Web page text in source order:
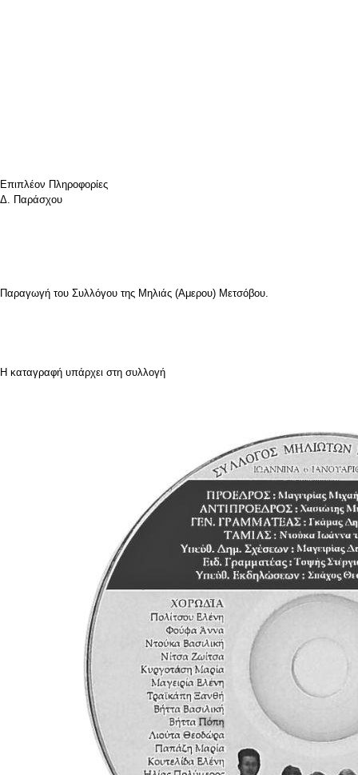
Επιπλέον Πληροφορίες
Δ. Παράσχου
Παραγωγή του Συλλόγου της Μηλιάς (Αμερου) Μετσόβου.
Η καταγραφή υπάρχει στη συλλογή